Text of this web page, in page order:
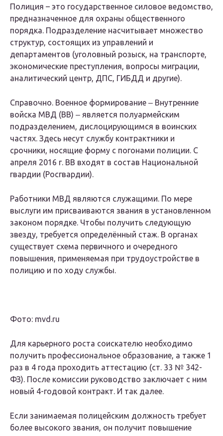
Полиция – это государственное силовое ведомство,
предназначенное для охраны общественного
порядка. Подразделение насчитывает множество
структур, состоящих из управлений и
департаментов (уголовный розыск, на транспорте,
экономические преступления, вопросы миграции,
аналитический центр, ДПС, ГИБДД и другие).
Справочно. Военное формирование ‒ Внутренние
войска МВД (ВВ) ‒ является полуармейским
подразделением, дислоцирующимся в воинских
частях. Здесь несут службу контрактники и
срочники, носящие форму с погонами полиции. С
апреля 2016 г. ВВ входят в состав Национальной
гвардии (Росгвардии).
Работники МВД являются служащими. По мере
выслуги им присваиваются звания в установленном
законом порядке. Чтобы получить следующую
звезду, требуется определённый стаж. В органах
существует схема первичного и очередного
повышения, применяемая при трудоустройстве в
полицию и по ходу службы.
Фото: mvd.ru
Для карьерного роста соискателю необходимо
получить профессиональное образование, а также 1
раз в 4 года проходить аттестацию (ст. 33 № 342-
ФЗ). После комиссии руководство заключает с ним
новый 4-годовой контракт. И так далее.
Если занимаемая полицейским должность требует
более высокого звания, он получит повышение